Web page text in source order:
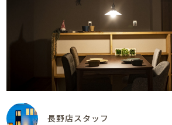
長野店スタッフ